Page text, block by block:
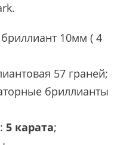
.
10мм ( 4
57 граней;
бриллианты
5 карата;